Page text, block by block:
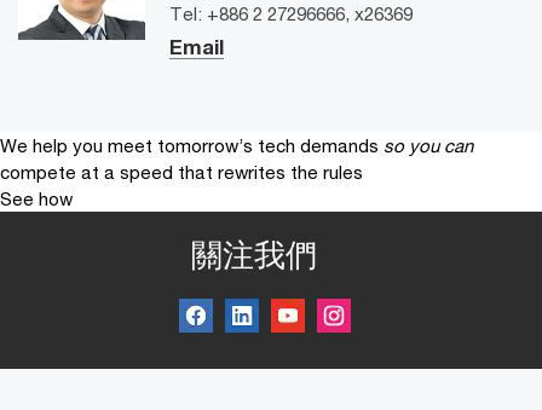
Tel: +886 2 27296666, x26369
Email
We help you meet tomorrow’s tech demands so you can
compete at a speed that rewrites the rules
See how
關注我們